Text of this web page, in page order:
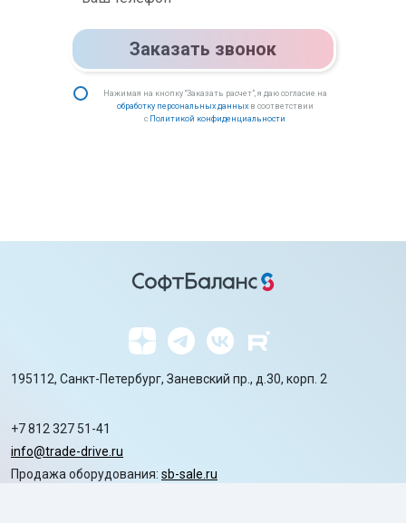
Заказать звонок
Нажимая на кнопку “Заказать расчет”, я даю согласие на
обработку персональных данныхв соответствии
с Политикой конфиденциальности
195112, Санкт-Петербург, Заневский пр., д.30, корп. 2
+7 812 327 51-41
info@trade-drive.ru
Продажа оборудования: sb-sale.ru